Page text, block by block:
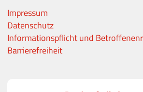
Impressum
Datenschutz
Informationspflicht und
Barrierefreiheit